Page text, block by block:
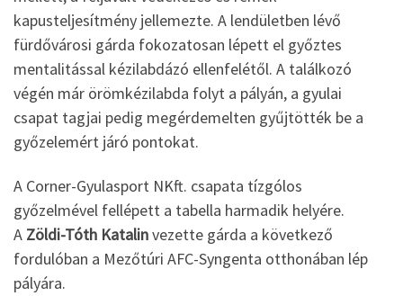
kapusteljesítmény jellemezte. A lendületben lévő
fürdővárosi gárda fokozatosan lépett el győztes
mentalitással kézilabdázó ellenfelétől. A találkozó
végén már örömkézilabda folyt a pályán, a gyulai
csapat tagjai pedig megérdemelten gyűjtötték be a
győzelemért járó pontokat.
A Corner-Gyulasport NKft. csapata tízgólos
győzelmével fellépett a tabella harmadik helyére.
A Zöldi-Tóth Katalinvezette gárda a következő
fordulóban a Mezőtúri AFC-Syngenta otthonában lép
pályára.